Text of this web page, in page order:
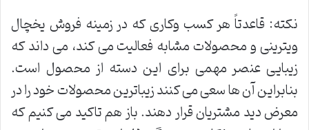
نکته: قاعدتاً هر کسب وکاری که در زمینه فروش یخچال
ویترینی و محصولات مشابه فعالیت می کند، می داند که
زیبایی عنصر مهمی برای این دسته از محصول است.
بنابراین آن ها سعی می کنند زیباترین محصولات خود را در
معرض دید مشتریان قرار دهند. باز هم تاکید می کنیم که